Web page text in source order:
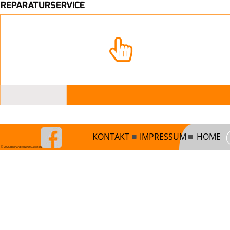
REPARATURSERVICE
KONTAKT  IMPRESSUM  HOME
 2026 Reichardt SPEZIALMASCHINEN